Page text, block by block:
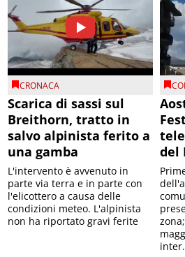
CRONACA
Scarica di sassi sul
Breithorn, tratto in
salvo alpinista ferito a
una gamba
L'intervento è avvenuto in
parte via terra e in parte con
l'elicottero a causa delle
condizioni meteo. L'alpinista
non ha riportato gravi ferite
del